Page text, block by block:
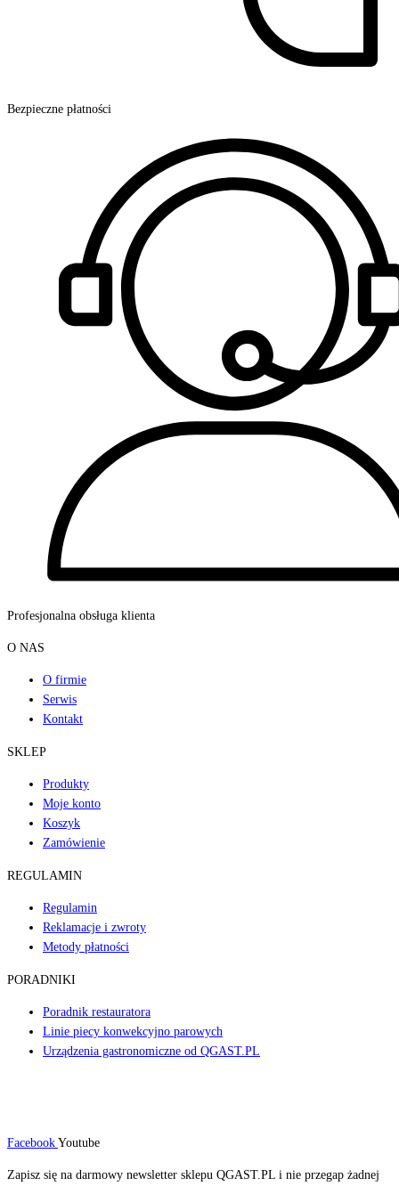
Bezpieczne płatności
Profesjonalna obsługa klienta
O NAS
O firmie
Serwis
Kontakt
SKLEP
Produkty
Moje konto
Koszyk
Zamówienie
REGULAMIN
Regulamin
Reklamacje i zwroty
Metody płatności
PORADNIKI
Poradnik restauratora
Linie piecy konwekcyjno parowych
Urządzenia gastronomiczne od QGAST.PL
Facebook Youtube
Zapisz się na darmowy newsletter sklepu QGAST.PL i nie przegap żadnej